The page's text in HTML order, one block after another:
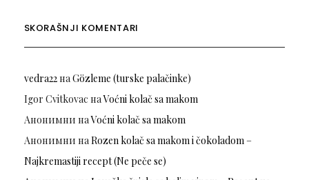
SKORAŠNJI KOMENTARI
vedra22наGözleme (turske palačinke)
Igor Cvitkovac наVoćni kolač sa makom
Анонимни наVoćni kolač sa makom
Анонимни наRozen kolač sa makom i čokoladom –
Najkremastiji recept (Ne peče se)